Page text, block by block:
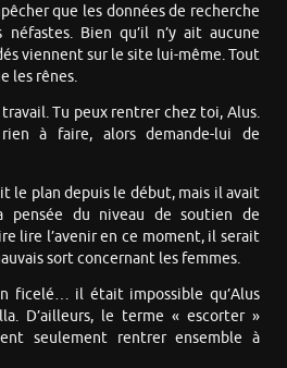
que les données de recherche
Bien qu’il n’y ait aucune
viennent sur le site lui-même. Tout
les rênes.
Tu peux rentrer chez toi, Alus.
à faire, alors demande-lui de
le plan depuis le début, mais il avait
pensée du niveau de soutien de
lire l’avenir en ce moment, il serait
sort concernant les femmes.
ficelé… il était impossible qu’Alus
D’ailleurs, le terme « escorter »
seulement rentrer ensemble à